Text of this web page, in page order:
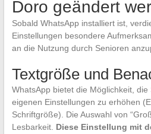
Doro geändert
Sobald WhatsApp installiert ist,
Einstellungen besondere
an die Nutzung durch Senioren
Textgröße und
WhatsApp bietet die Möglichkeit,
eigenen Einstellungen zu erhöhen
Schriftgröße). Die Auswahl von
Lesbarkeit. Diese Einstellung mit